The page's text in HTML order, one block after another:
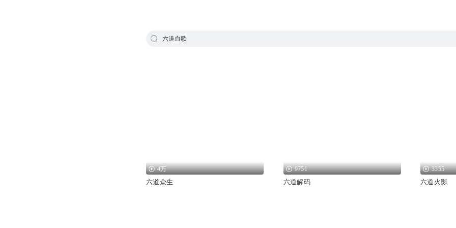
六道血歌
4万
六道众生
9751
六道解码
3355
六道火影